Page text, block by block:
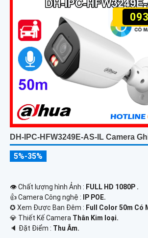
DH-IPC-HFW3249E-AS-IL Camera
5%-35%
👁 Chất lượng hình Ảnh : FULL HD 1080P .
👍 Camera Công nghệ :
IP POE.
✪ Xem Được Ban Đêm : Full Color 50m Có
💎 Thiết Kế Camera Thân Kim loại.
️🔈 Đặt Điểm : Thu Âm.